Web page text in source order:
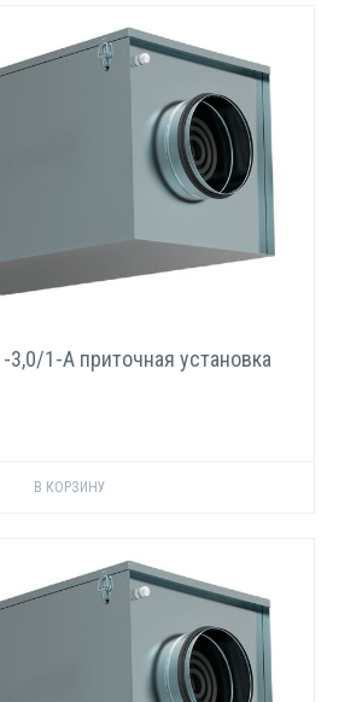
3,0/1-A приточная установка